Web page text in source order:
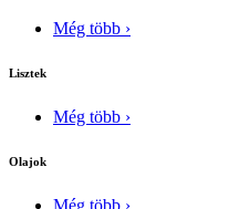
Még több ›
Lisztek
Még több ›
Olajok
Még több ›